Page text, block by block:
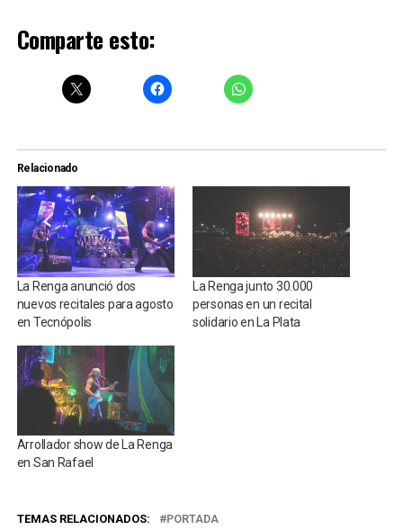
Comparte esto:
Relacionado
La Renga anunció dos
nuevos recitales para agosto
en Tecnópolis
La Renga junto 30.000
personas en un recital
solidario en La Plata
Arrollador show de La Renga
en San Rafael
TEMAS RELACIONADOS: PORTADA